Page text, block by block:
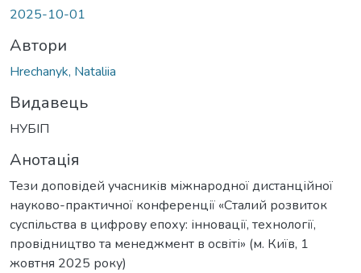
2025-10-01
Автори
Hrechanyk, Nataliia
Видавець
НУБІП
Анотація
Тези доповідей учасників міжнародної дистанційної
науково-практичної конференції «Сталий розвиток
суспільства в цифрову епоху: інновації, технології,
провідництво та менеджмент в освіті» (м. Київ, 1
жовтня 2025 року)